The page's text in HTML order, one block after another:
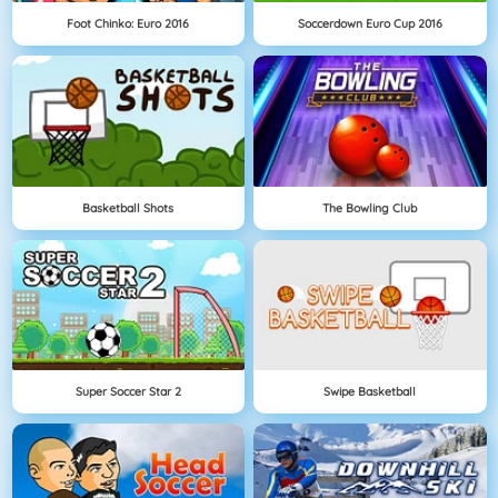
Foot Chinko: Euro 2016 Soccerdown Euro Cup 2016
Basketball Shots The Bowling Club
Super Soccer Star 2 Swipe Basketball